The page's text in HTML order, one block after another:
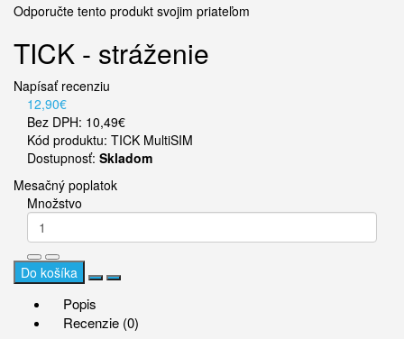
Odporučte tento produkt svojim priateľom
TICK - stráženie
Napísať recenziu
12,90€
Bez DPH: 10,49€
Kód produktu: TICK MultiSIM
Dostupnosť: Skladom
Mesačný poplatok
Množstvo
Do košíka
Popis
Recenzie (0)